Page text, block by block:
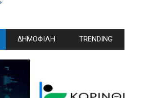
ΔΗΜΟΦΙΛΗ TRENDING